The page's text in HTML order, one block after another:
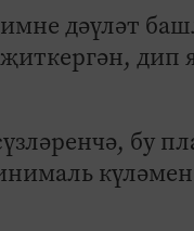
дәүләт
дип
бу